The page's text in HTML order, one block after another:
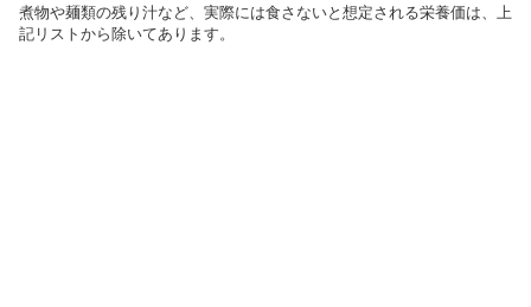
煮物や麺類の残り汁など、実際には食さないと想定される栄養価は、上
記リストから除いてあります。